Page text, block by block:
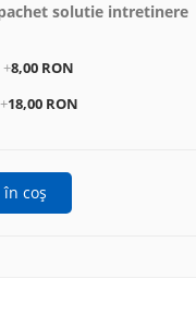
solutie intretinere
+8,00 RON
+18,00 RON
coș